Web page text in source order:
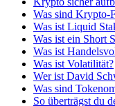
Was sind Krypto-
Was ist Liquid
Was ist ein Short
Was ist
Was ist Volatilität?
Wer ist David
Was sind
So überträgst du